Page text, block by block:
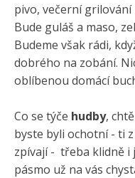
pivo, večerní grilování
Bude guláš a maso,
Budeme však rádi,
dobrého na zobání.
oblíbenou domácí
Co se týče hudby,
byste byli ochotní - ti
zpívají - třeba klidně i
pásmo už na vás